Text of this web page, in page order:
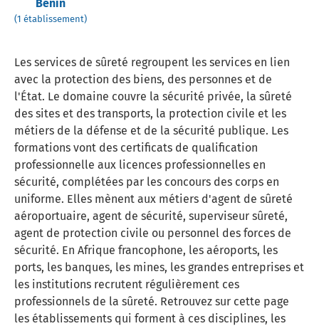
Bénin
(1 établissement)
Les services de sûreté regroupent les services en lien
avec la protection des biens, des personnes et de
l'État. Le domaine couvre la sécurité privée, la sûreté
des sites et des transports, la protection civile et les
métiers de la défense et de la sécurité publique. Les
formations vont des certificats de qualification
professionnelle aux licences professionnelles en
sécurité, complétées par les concours des corps en
uniforme. Elles mènent aux métiers d'agent de sûreté
aéroportuaire, agent de sécurité, superviseur sûreté,
agent de protection civile ou personnel des forces de
sécurité. En Afrique francophone, les aéroports, les
ports, les banques, les mines, les grandes entreprises et
les institutions recrutent régulièrement ces
professionnels de la sûreté. Retrouvez sur cette page
les établissements qui forment à ces disciplines, les